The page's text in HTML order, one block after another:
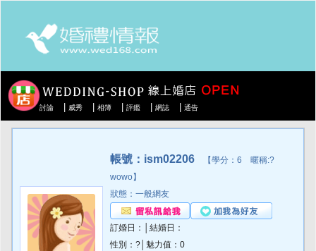
討論 威秀 相簿 評鑑 網誌 通告
帳號：ism02206 【學分：6 暱稱:?
wowo】
狀態：一般網友
訂婚日：│結婚日：
性別：?│魅力值：0